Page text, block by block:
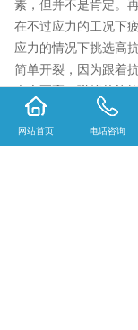
素，但并不是肯定。
在不过应力的工况下
应力的情况下挑选高
简单开裂，因为跟着
也会更高；弹簧的旋
的疲惫影响很大，那
划和物理尺度都影响
网站首页 电话咨询